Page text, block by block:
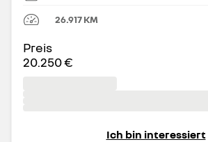
26.917KM
Preis
20.250 €
Ich bin interessiert